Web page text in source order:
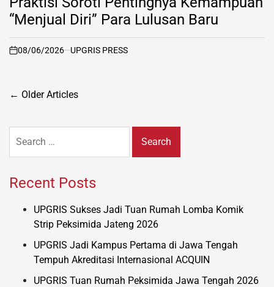
“Menjual Diri” Para Lulusan Baru
on
08/06/2026 UPGRIS PRESS
Posts
← Older Articles
for:
Recent Posts
UPGRIS Sukses Jadi Tuan Rumah Lomba Komik
Strip Peksimida Jateng 2026
UPGRIS Jadi Kampus Pertama di Jawa Tengah
Tempuh Akreditasi Internasional ACQUIN
UPGRIS Tuan Rumah Peksimida Jawa Tengah 2026